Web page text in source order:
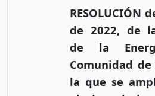
RESOLUCIÓN
de 2022, de
de la
Comunidad
la que se